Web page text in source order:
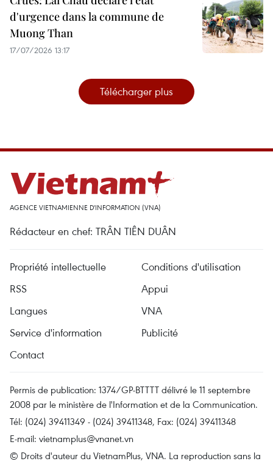
d'urgence dans la commune de
Muong Than
17/07/2026 13:17
Télécharger plus
AGENCE VIETNAMIENNE D'INFORMATION (VNA)
Rédacteur en chef: TRÂN TIÊN DUÂN
Propriété intellectuelle
Conditions d'utilisation
RSS
Appui
Langues
VNA
Service d'information
Publicité
Contact
Permis de publication: 1374/GP-BTTTT délivré le 11 septembre
2008 par le ministère de l'Information et de la Communication.
Tél: (024) 39411349 - (024) 39411348, Fax: (024) 39411348
E-mail: vietnamplus@vnanet.vn
© Droits d'auteur du VietnamPlus, VNA. La reproduction sans la